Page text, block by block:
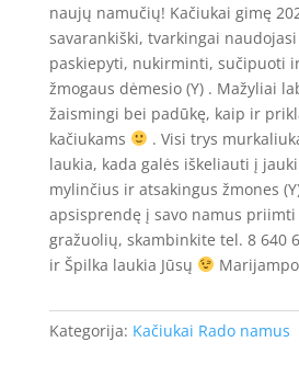
naujų namučių! Kačiukai gimę
savarankiški, tvarkingai
paskiepyti, nukirminti, sučipuoti
žmogaus dėmesio (Y) . Mažyliai
žaismingi bei padūkę, kaip ir
kačiukams
. Visi trys
laukia, kada galės iškeliauti į
mylinčius ir atsakingus žmones
apsisprendę į savo namus
gražuolių, skambinkite tel. 8 640
ir Špilka laukia Jūsų
Kategorija: Kačiukai Rado namus